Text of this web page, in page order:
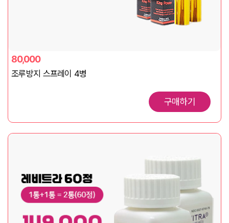
80,000
조루방지 스프레이 4병
구매하기